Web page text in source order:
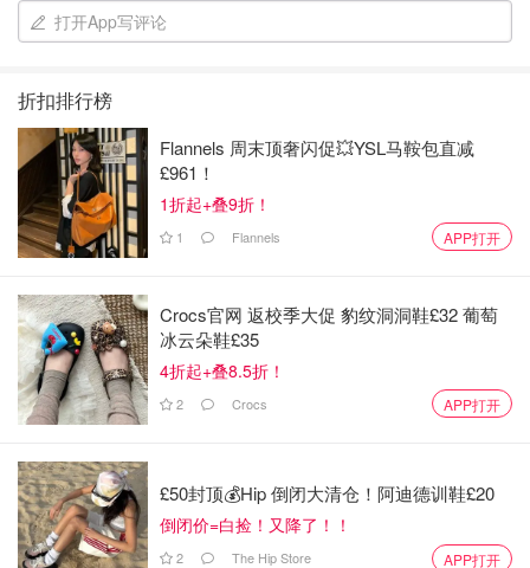
打开App写评论
折扣排行榜
Flannels 周末顶奢闪促💥YSL马鞍包直减
£961！
1折起+叠9折！
1 Flannels APP打开
Crocs官网 返校季大促 豹纹洞洞鞋£32 葡萄
冰云朵鞋£35
4折起+叠8.5折！
2 Crocs APP打开
£50封顶💰Hip 倒闭大清仓！阿迪德训鞋£20
倒闭价=白捡！又降了！！
2 The Hip Store APP打开